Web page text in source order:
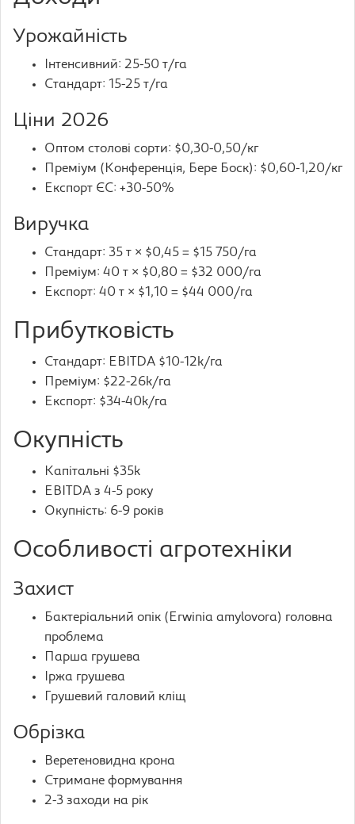
Урожайність
Інтенсивний: 25-50 т/га
Стандарт: 15-25 т/га
Ціни 2026
Оптом столові сорти: $0,30-0,50/кг
Преміум (Конференція, Бере Боск): $0,60-1,20/кг
Експорт ЄС: +30-50%
Виручка
Стандарт: 35 т × $0,45 = $15 750/га
Преміум: 40 т × $0,80 = $32 000/га
Експорт: 40 т × $1,10 = $44 000/га
Прибутковість
Стандарт: EBITDA $10-12k/га
Преміум: $22-26k/га
Експорт: $34-40k/га
Окупність
Капітальні $35k
EBITDA з 4-5 року
Окупність: 6-9 років
Особливості агротехніки
Захист
Бактеріальний опік (Erwinia amylovora) головна
проблема
Парша грушева
Іржа грушева
Грушевий галовий кліщ
Обрізка
Веретеновидна крона
Стримане формування
2-3 заходи на рік